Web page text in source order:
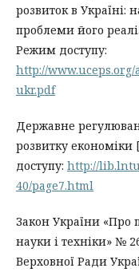
розвиток в Україні:
проблеми його
Режим доступу:
http://www.uceps.org/
ukr.pdf
Державне
розвитку
доступу: http://
40/page7.html
Закон України «Про
науки і техніки» №
Верховної Ради